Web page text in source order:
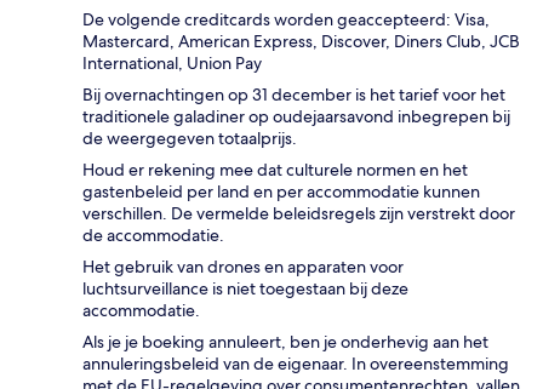
De volgende creditcards worden geaccepteerd: Visa,
Mastercard, American Express, Discover, Diners Club, JCB
International, Union Pay
Bij overnachtingen op 31 december is het tarief voor het
traditionele galadiner op oudejaarsavond inbegrepen bij
de weergegeven totaalprijs.
Houd er rekening mee dat culturele normen en het
gastenbeleid per land en per accommodatie kunnen
verschillen. De vermelde beleidsregels zijn verstrekt door
de accommodatie.
Het gebruik van drones en apparaten voor
luchtsurveillance is niet toegestaan bij deze
accommodatie.
Als je je boeking annuleert, ben je onderhevig aan het
annuleringsbeleid van de eigenaar. In overeenstemming